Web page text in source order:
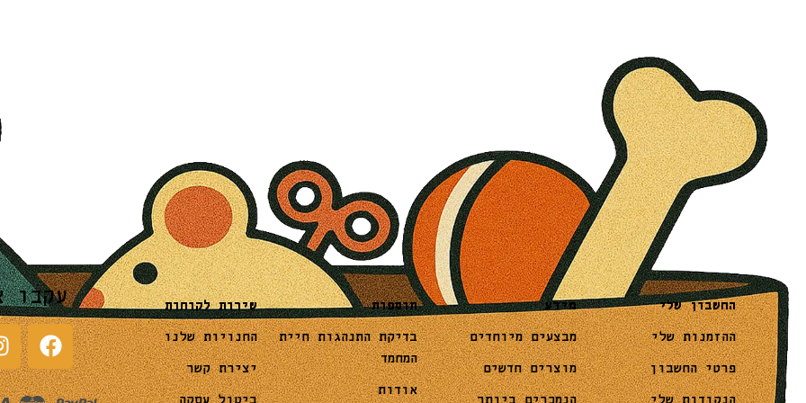
החשבון שלי
ההזמנות שלי
פרטי החשבון
הנקודות שלי
מידע
מבצעים מיוחדים
מוצרים חדשים
הנמכרים ביותר
תוספות
בדיקת התנהגות חיית
המחמד
אודות
שירות לקוחות
החנויות שלנו
יצירת קשר
ביטול עסקה
עקבו